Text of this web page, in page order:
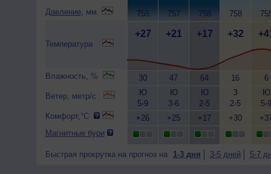
Давление, мм.
Температура
Влажность, %
Ветер, метр/с
Комфорт,°C
Магнитные бури
755
+27
30
Ю
5-9
+26
757
+21
47
Ю
3-6
+25
758
+17
64
Ю
2-5
+17
758
+32
16
З
2-5
+30
6
Ю
5-9
Быстрая прокрутка на прогноз на 1-3 дня 3-5 дней 5-7